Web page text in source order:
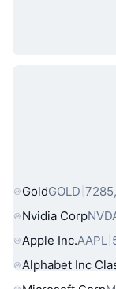
GoldGOLD
Nvidia Corp
Apple Inc.AAPL
Alphabet Inc